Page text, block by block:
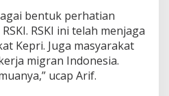
bentuk perhatian
RSKI ini telah menjaga
Kepri. Juga masyarakat
migran Indonesia.
ucap Arif.